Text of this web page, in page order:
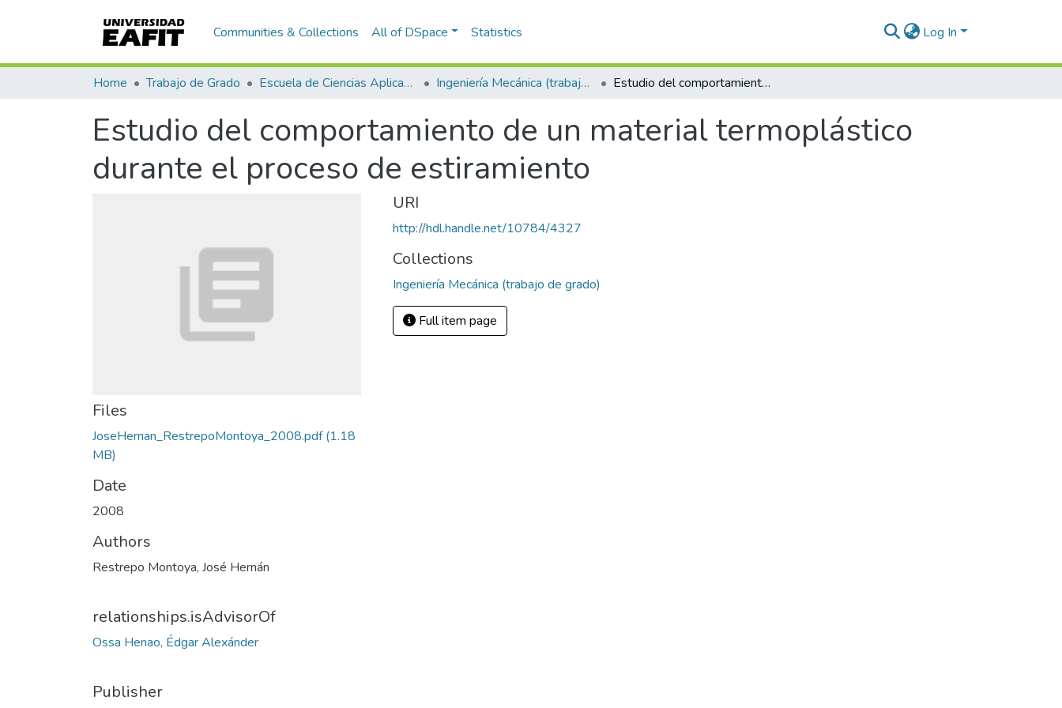
Communities & Collections All of DSpace Statistics Log In
Home Trabajo de Grado Escuela de Ciencias Aplicadas e Ingeniería Ingeniería Mecánica (trabajo de grado) Estudio del comportamiento de un material termoplástico durante el proceso de estiramiento
Estudio del comportamiento de un material termoplástico
durante el proceso de estiramiento
Files
JoseHernan_RestrepoMontoya_2008.pdf(1.18
MB)
Date
2008
Authors
Restrepo Montoya, José Hernán
relationships.isAdvisorOf
Ossa Henao, Édgar Alexánder
Publisher
URI
http://hdl.handle.net/10784/4327
Collections
Ingeniería Mecánica (trabajo de grado)
Full item page